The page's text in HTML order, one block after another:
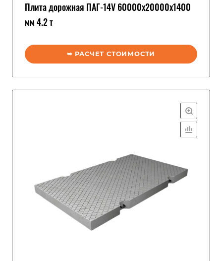
Плита дорожная ПАГ-14V 60000x20000x1400
мм 4.2 т
➥ РАСЧЕТ СТОИМОСТИ